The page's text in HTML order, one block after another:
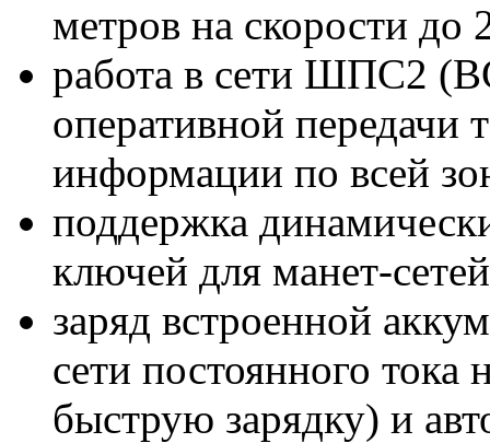
метров на скорости
работа в сети ШПС2
оперативной передачи
информации по всей
поддержка
ключей для манет-
заряд встроенной
сети постоянного
быструю зарядку) и